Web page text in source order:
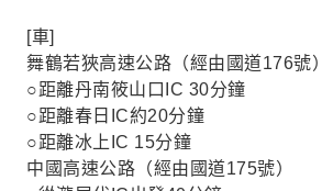
[車]
舞鶴若狹高速公路（經由國道176號）
○距離丹南筱山口IC 30分鐘
○距離春日IC約20分鐘
○距離冰上IC 15分鐘
中國高速公路（經由國道175號）